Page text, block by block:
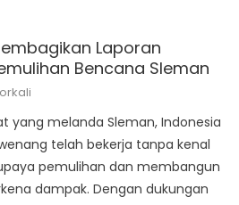
Laporan
Bencana Sleman
yang melanda Sleman, Indonesia
telah bekerja tanpa kenal
pemulihan dan membangun
dampak. Dengan dukungan